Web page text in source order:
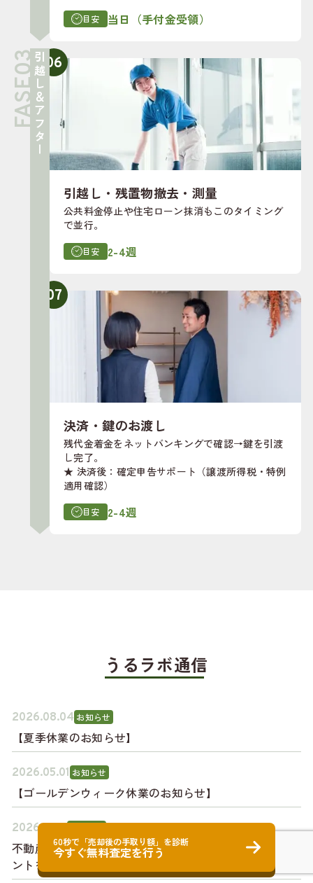
60秒で「売却後の手取り額」を診断
今すぐ無料査定を行う
目安 当日（手付金受領）
引越し＆アフター 06
引越し・残置物撤去・測量
公共料金停止や住宅ローン抹消もこのタイミング
で並行。
目安 2-4週
07
決済・鍵のお渡し
残代金着金をネットバンキングで確認→鍵を引渡
し完了。
★ 決済後：確定申告サポート（譲渡所得税・特例
適用確認）
目安 2-4週
うるラボ通信
2026.08.04 お知らせ
【夏季休業のお知らせ】
2026.05.01 お知らせ
【ゴールデンウィーク休業のお知らせ】
2026.03.11
不動産売却専門サービス「うるラボ」に音声AIエージェ
ントを導入しました